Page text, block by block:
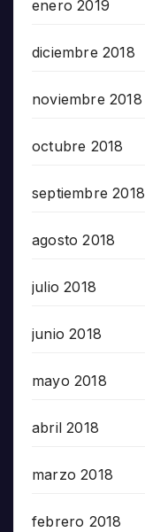
enero 2019
diciembre 2018
noviembre 2018
octubre 2018
septiembre 2018
agosto 2018
julio 2018
junio 2018
mayo 2018
abril 2018
marzo 2018
febrero 2018